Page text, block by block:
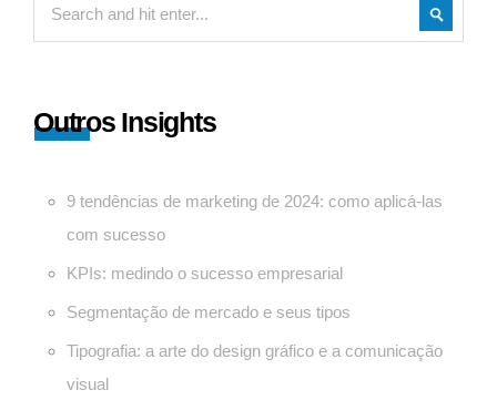
Outros Insights
9 tendências de marketing de 2024: como aplicá-las
com sucesso
KPIs: medindo o sucesso empresarial
Segmentação de mercado e seus tipos
Tipografia: a arte do design gráfico e a comunicação
visual